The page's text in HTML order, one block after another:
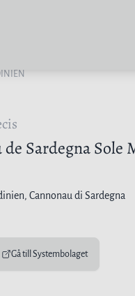
de Sardegna Sole
Cannonau di Sardegna
Gå till Systembolaget